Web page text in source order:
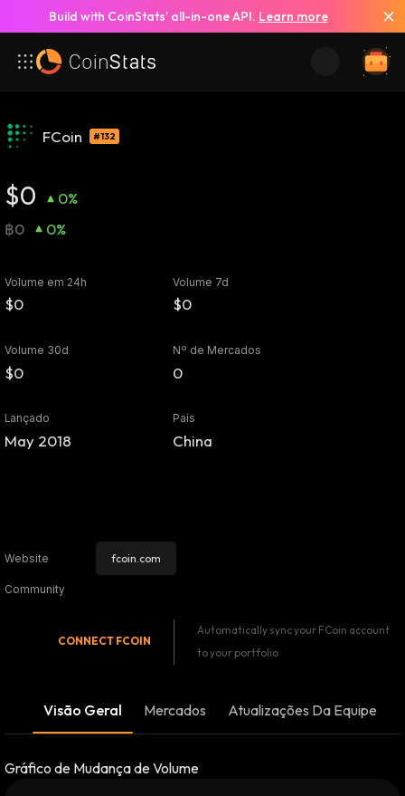
Build with CoinStats’ all-in-one API. Learn more
FCoin #132
$0
0%
฿0
0%
Volume em 24h
$0
Volume 7d
$0
Volume 30d
$0
Nº de Mercados
0
Lançado
May 2018
País
China
Website fcoin.com
Community
CONNECT FCOIN
Automatically sync your FCoin account
to your portfolio
Visão Geral Mercados Atualizações Da Equipe
Gráfico de Mudança de Volume